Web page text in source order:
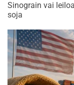
Sinograin vai
soja